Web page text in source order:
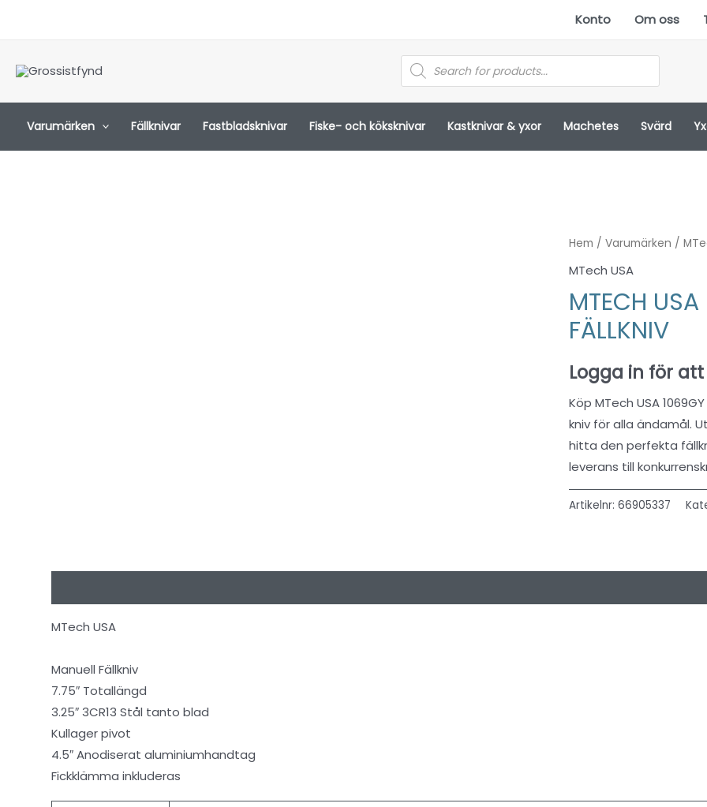
Konto Om oss
Products
search
Varumärken Fällknivar Fastbladsknivar Fiske- och köksknivar Kastknivar & yxor Machetes Svärd
Hem / Varumärken /
MTech USA
MTECH
FÄLLKNIV
Logga in för att
Köp MTech USA
kniv för alla ändamål.
hitta den perfekta
leverans till
Artikelnr: 66905337
MTech USA
Manuell Fällkniv
7.75″ Totallängd
3.25″ 3CR13 Stål tanto blad
Kullager pivot
4.5″ Anodiserat aluminiumhandtag
Fickklämma inkluderas